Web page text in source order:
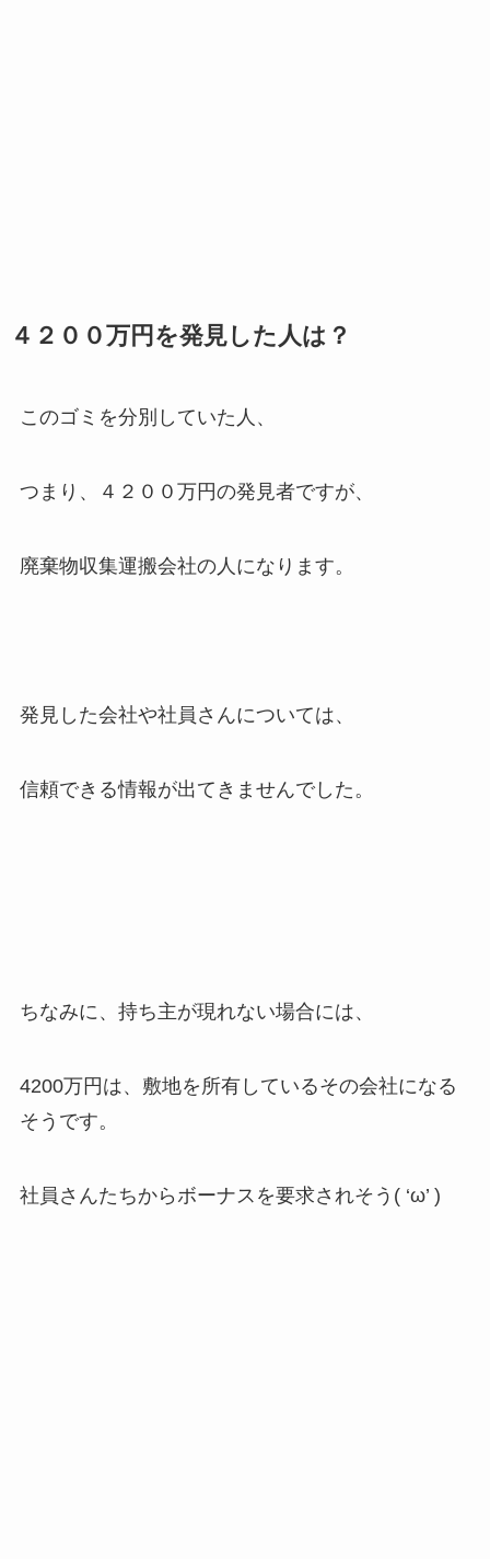
４２００万円を発見した人は？
このゴミを分別していた人、
つまり、４２００万円の発見者ですが、
廃棄物収集運搬会社の人になります。
発見した会社や社員さんについては、
信頼できる情報が出てきませんでした。
ちなみに、持ち主が現れない場合には、
4200万円は、敷地を所有しているその会社になる
そうです。
社員さんたちからボーナスを要求されそう( ‘ω’ )